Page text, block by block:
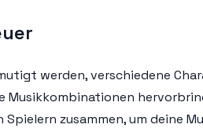
werden, verschiedene
Musikkombinationen
zusammen, um deine